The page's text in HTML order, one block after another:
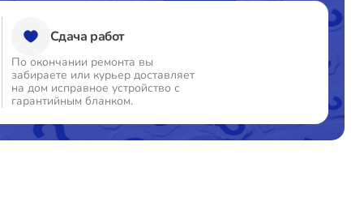
60 минут
60 минут от 900₽
60 минут от 1200₽
Сдача работ
По окончании ремонта вы
забираете или курьер доставляет
на дом исправное устройство с
гарантийным бланком.